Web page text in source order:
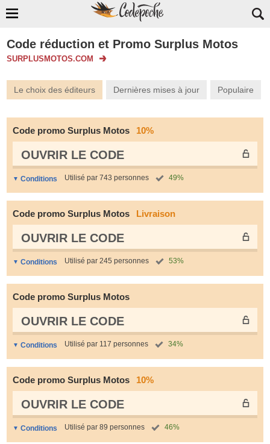
Code réduction et Promo Surplus Motos
SURPLUSMOTOS.COM
Le choix des éditeurs Dernières mises à jour Populaire
Code promo Surplus Motos 10%
OUVRIR LE СODE
Conditions Utilisé par 743 personnes 49%
Code promo Surplus Motos Livraison
OUVRIR LE СODE
Conditions Utilisé par 245 personnes 53%
Code promo Surplus Motos
OUVRIR LE СODE
Conditions Utilisé par 117 personnes 34%
Code promo Surplus Motos 10%
OUVRIR LE СODE
Conditions Utilisé par 89 personnes 46%